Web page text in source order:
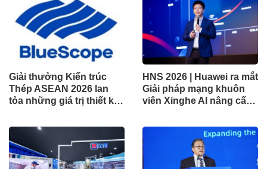
Giải thưởng Kiến trúc
Thép ASEAN 2026 lan
tỏa những giá trị thiết kế
vực
HNS 2026 | Huawei ra mắt
Giải pháp mạng khuôn
viên Xinghe AI nâng cấp